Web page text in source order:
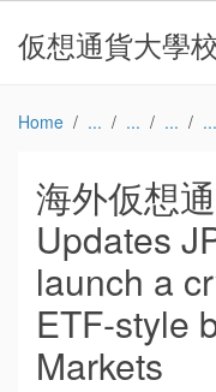
仮想通貨大學
Home
海外仮想
Updates
launch a
ETF-style
Markets